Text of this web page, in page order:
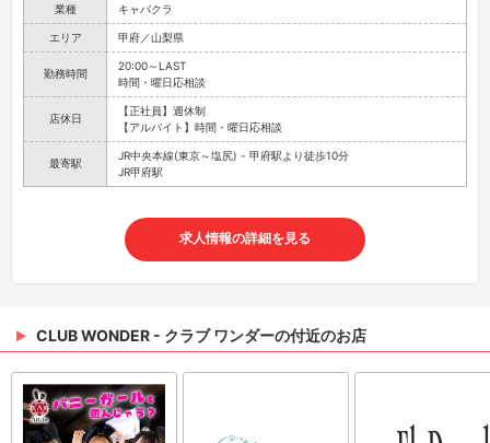
業種 キャバクラ
エリア 甲府／山梨県
勤務時間
20:00～LAST
時間・曜日応相談
店休日
【正社員】週休制
【アルバイト】時間・曜日応相談
最寄駅
JR中央本線(東京～塩尻) - 甲府駅より徒歩10分
JR甲府駅
求人情報の詳細を見る
CLUB WONDER - クラブ ワンダーの付近のお店